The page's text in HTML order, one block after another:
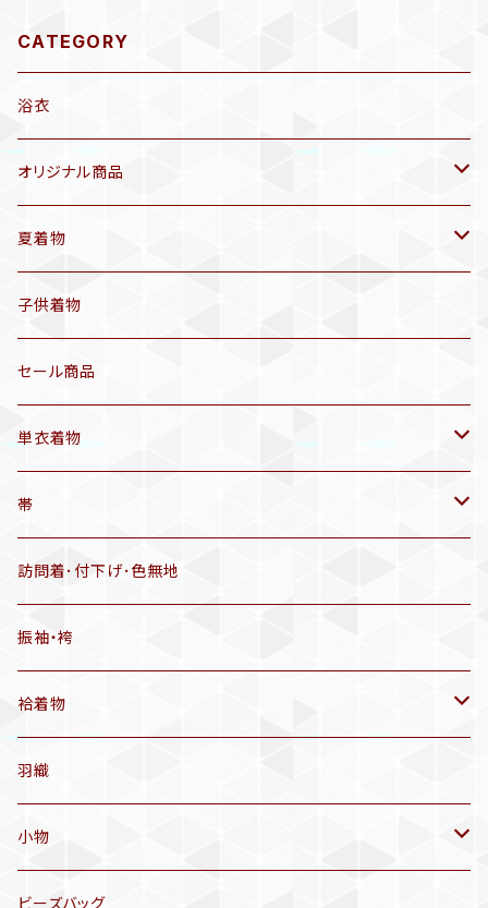
CATEGORY
浴衣
オリジナル商品
袷着物(10〜5月頃)
セオα 着物(5〜9月頃)
三分紐
帯揚げ
羽織
半幅帯
有松絞り浴衣(6～9月頃)
夏着物
アンティーク着物
リサイクル着物
子供着物
セール商品
単衣着物
アンティーク着物
リサイクル着物
帯
リサイクル帯
アンティーク帯
アンティーク仕立てかえ帯
名古屋帯
洒落袋帯
袋帯
訪問着･付下げ･色無地
振袖・袴
袷着物
アンティーク着物
リサイクル着物
訪問着、付下げ、色無地
羽織
小物
帯揚げ
ビーズバッグ